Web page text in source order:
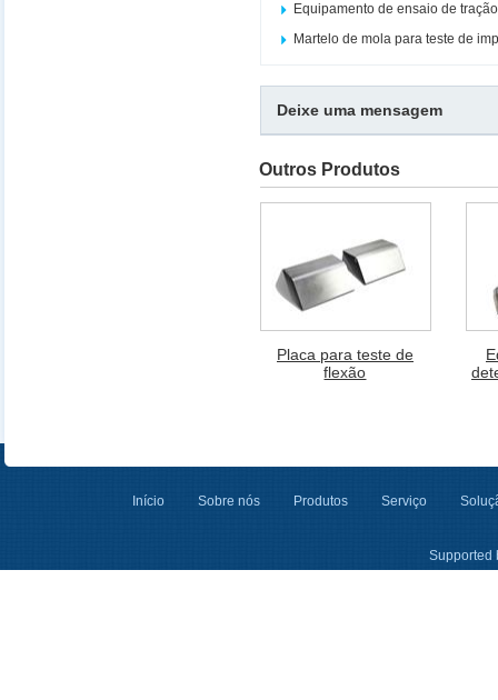
Equipamento de ensaio de tração
Martelo de mola para teste de
Deixe uma mensagem
Outros Produtos
Placa para teste de
flexão
Início Sobre nós Produtos Serviço
Supported